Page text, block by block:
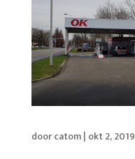
doorcatom| okt 2, 2019